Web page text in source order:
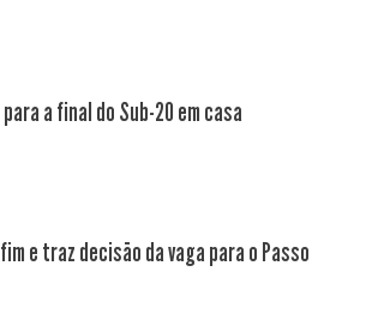
a final do Sub-20 em casa
e traz decisão da vaga para o Passo